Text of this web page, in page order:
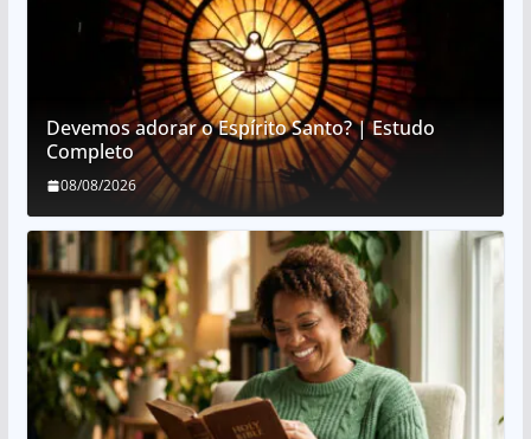
Devemos adorar o Espírito Santo? | Estudo
Completo
08/08/2026